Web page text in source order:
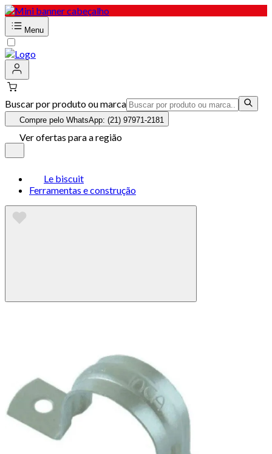
Menu
Buscar por produto ou marca
Compre pelo WhatsApp: (21) 97971-2181
Ver ofertas para a região
Le biscuit
Ferramentas e construção